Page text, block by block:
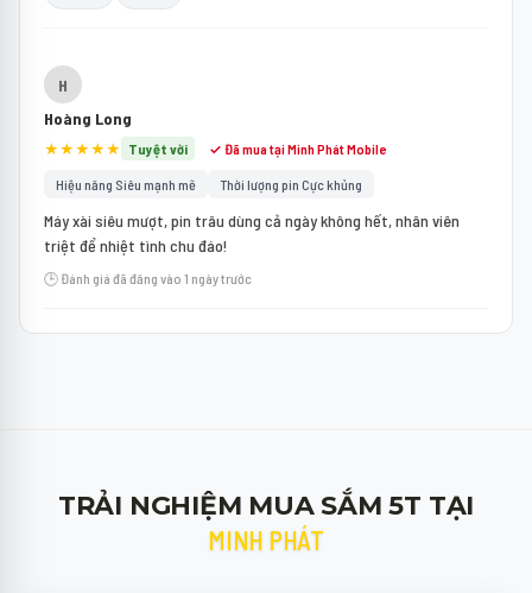
H
Hoàng Long
★★★★★ Tuyệt vời ✓ Đã mua tại Minh Phát Mobile
Hiệu năng Siêu mạnh mẽ Thời lượng pin Cực khủng
Máy xài siêu mượt, pin trâu dùng cả ngày không hết, nhân viên
triệt để nhiệt tình chu đáo!
🕒 Đánh giá đã đăng vào 1 ngày trước
TRẢI NGHIỆM MUA SẮM 5T TẠI
MINH PHÁT